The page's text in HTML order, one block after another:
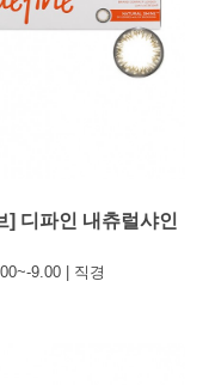
] 디파인 내츄럴샤인
9.00 | 직경